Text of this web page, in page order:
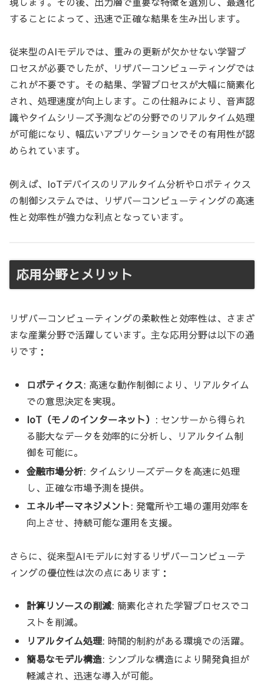
することによって、迅速で正確な結果を生み出します。
従来型のAIモデルでは、重みの更新が欠かせない学習プ
ロセスが必要でしたが、リザバーコンピューティングでは
これが不要です。その結果、学習プロセスが大幅に簡素化
され、処理速度が向上します。この仕組みにより、音声認
識やタイムシリーズ予測などの分野でのリアルタイム処理
が可能になり、幅広いアプリケーションでその有用性が認
められています。
例えば、IoTデバイスのリアルタイム分析やロボティクス
の制御システムでは、リザバーコンピューティングの高速
性と効率性が強力な利点となっています。
応用分野とメリット
リザバーコンピューティングの柔軟性と効率性は、さまざ
まな産業分野で活躍しています。主な応用分野は以下の通
りです：
ロボティクス: 高速な動作制御により、リアルタイム
での意思決定を実現。
IoT（モノのインターネット） : センサーから得られ
る膨大なデータを効率的に分析し、リアルタイム制
御を可能に。
金融市場分析: タイムシリーズデータを高速に処理
し、正確な市場予測を提供。
エネルギーマネジメント: 発電所や工場の運用効率を
向上させ、持続可能な運用を支援。
さらに、従来型AIモデルに対するリザバーコンピューテ
ィングの優位性は次の点にあります：
計算リソースの削減: 簡素化された学習プロセスでコ
ストを削減。
リアルタイム処理: 時間的制約がある環境での活躍。
簡易なモデル構造: シンプルな構造により開発負担が
軽減され、迅速な導入が可能。